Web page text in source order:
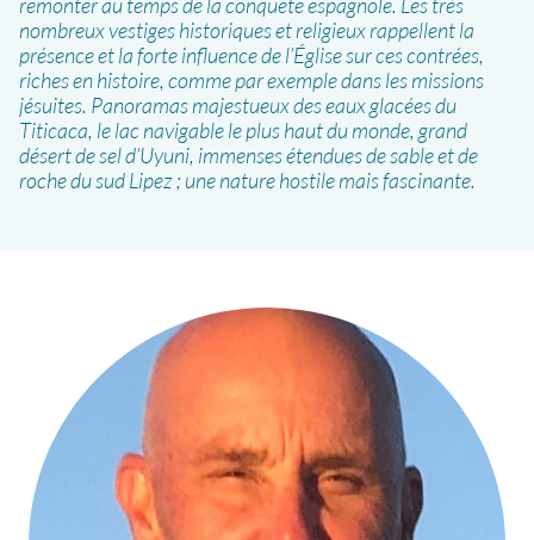
nombreux vestiges historiques et religieux rappellent la
présence et la forte influence de l’Église sur ces contrées,
riches en histoire, comme par exemple dans les missions
jésuites. Panoramas majestueux des eaux glacées du
Titicaca, le lac navigable le plus haut du monde, grand
désert de sel d’Uyuni, immenses étendues de sable et de
roche du sud Lipez ; une nature hostile mais fascinante.